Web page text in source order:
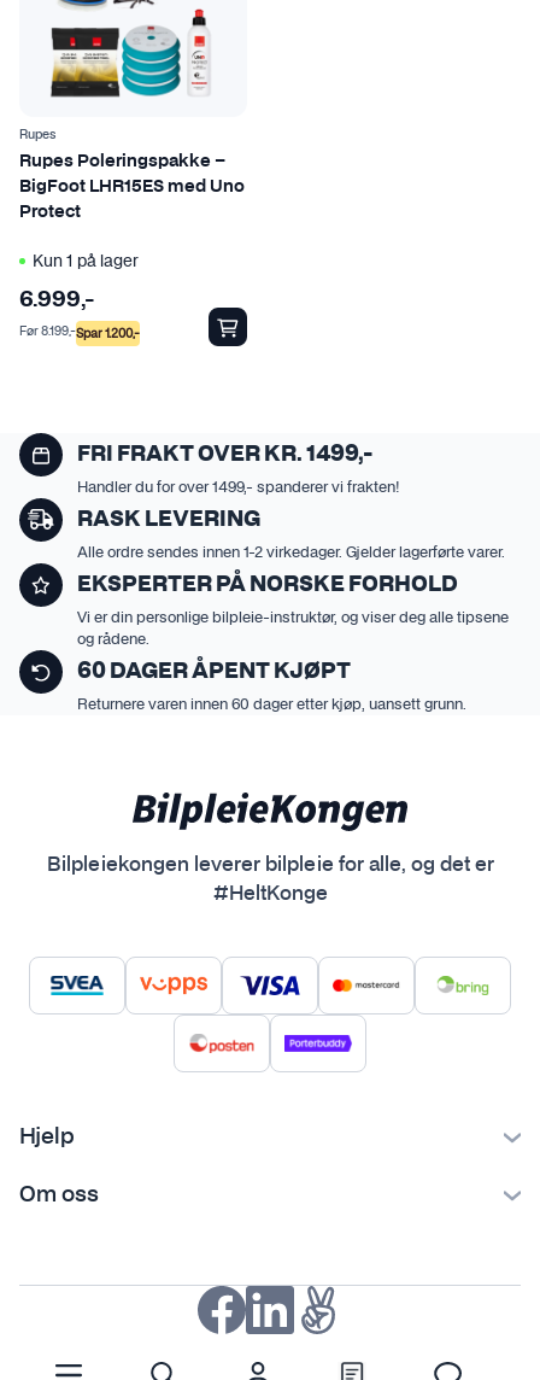
Rupes
Rupes Poleringspakke –
BigFoot LHR15ES med Uno
Protect
Kun 1 på lager
6.999,-
Spar1.200,-
Før8.199,-
FRI FRAKT OVER KR. 1499,-
Handler du for over 1499,- spanderer vi frakten!
RASK LEVERING
Alle ordre sendes innen 1-2 virkedager. Gjelder lagerførte varer.
EKSPERTER PÅ NORSKE FORHOLD
Vi er din personlige bilpleie-instruktør, og viser deg alle tipsene
og rådene.
60 DAGER ÅPENT KJØPT
Returnere varen innen 60 dager etter kjøp, uansett grunn.
Bilpleiekongen leverer bilpleie for alle, og det er
#HeltKonge
Hjelp
Ofte stilte spørsmål
Om oss
Kjøpsvilkår